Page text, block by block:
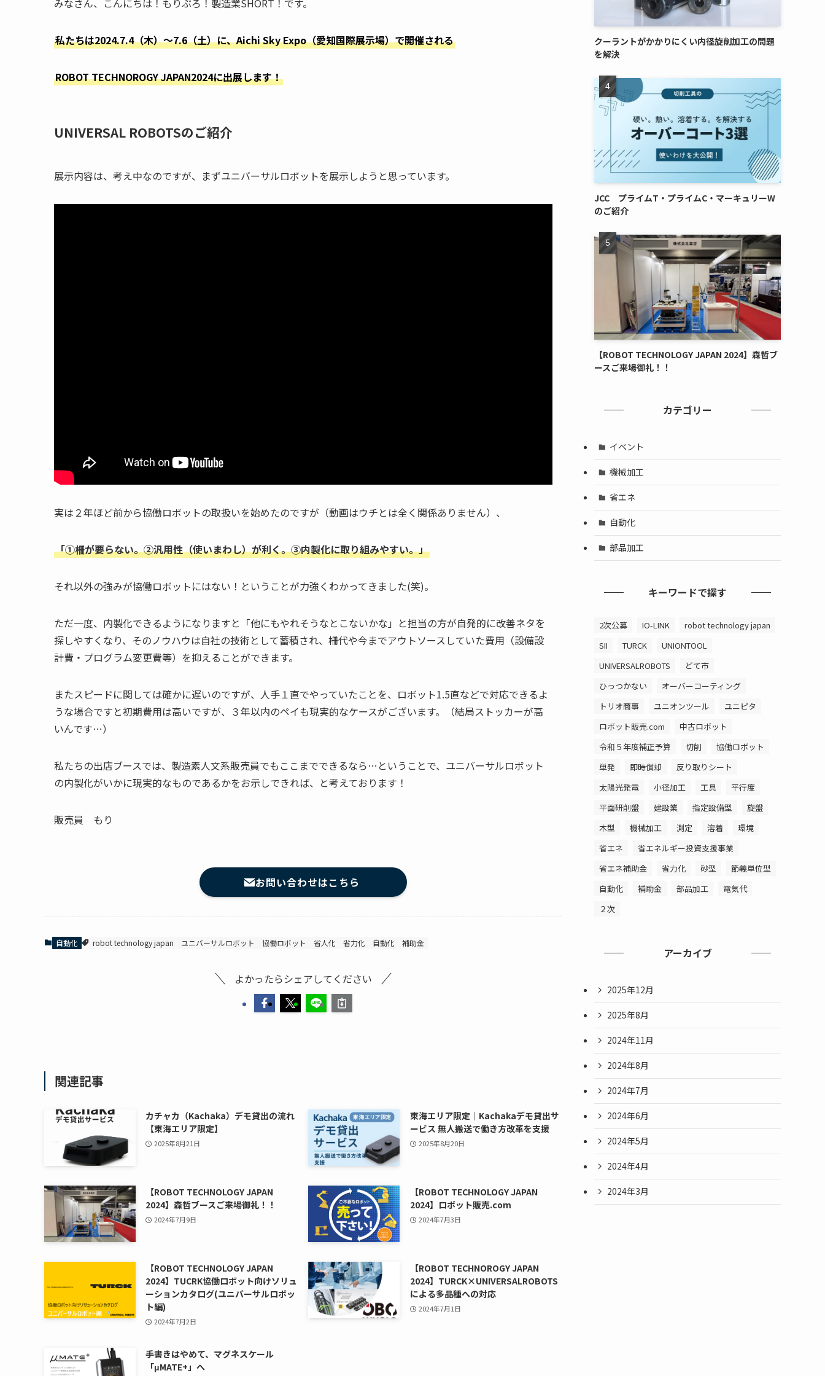
私たちは2024.7.4（木）～7.6（土）に、Aichi Sky Expo（愛知国際展示場）で開催される
ROBOT TECHNOROGY JAPAN2024に出展します！
UNIVERSAL ROBOTSのご紹介
展示内容は、考え中なのですが、まずユニバーサルロボットを展示しようと思っています。
実は２年ほど前から協働ロボットの取扱いを始めたのですが（動画はウチとは全く関係ありません）、
「①柵が要らない。②汎用性（使いまわし）が利く。③内製化に取り組みやすい。」
それ以外の強みが協働ロボットにはない！ということが力強くわかってきました(笑)。
ただ一度、内製化できるようになりますと「他にもやれそうなとこないかな」と担当の方が自発的に改善ネタを
探しやすくなり、そのノウハウは自社の技術として蓄積され、柵代や今までアウトソースしていた費用（設備設
計費・プログラム変更費等）を抑えることができます。
またスピードに関しては確かに遅いのですが、人手１直でやっていたことを、ロボット1.5直などで対応できるよ
うな場合ですと初期費用は高いですが、３年以内のペイも現実的なケースがございます。（結局ストッカーが高
いんです…）
私たちの出店ブースでは、製造素人文系販売員でもここまでできるなら…ということで、ユニバーサルロボット
の内製化がいかに現実的なものであるかをお示しできれば、と考えております！
販売員 もり
お問い合わせはこちら
自動化 robot technology japan ユニバーサルロボット 協働ロボット 省人化 省力化 自動化 補助金
よかったらシェアしてください
関連記事
カチャカ（Kachaka）デモ貸出の流れ
【東海エリア限定】
2025年8月21日
東海エリア限定｜Kachakaデモ貸出サ
ービス 無人搬送で働き方改革を支援
2025年8月20日
【ROBOT TECHNOLOGY JAPAN
2024】森哲ブースご来場御礼！！
2024年7月9日
【ROBOT TECHNOLOGY JAPAN
2024】ロボット販売.com
2024年7月3日
【ROBOT TECHNOLOGY JAPAN
2024】TUCRK協働ロボット向けソリュ
ーションカタログ(ユニバーサルロボッ
ト編)
2024年7月2日
【ROBOT TECHNOROGY JAPAN
2024】TURCK×UNIVERSALROBOTS
による多品種への対応
2024年7月1日
手書きはやめて、マグネスケール
「μMATE+」へ
クーラントがかかりにくい内径旋削加工の問題
を解決
JCC プライムT・プライムC・マーキュリーW
のご紹介
【ROBOT TECHNOLOGY JAPAN 2024】森哲ブ
ースご来場御礼！！
カテゴリー
イベント
機械加工
省エネ
自動化
部品加工
キーワードで探す
2次公募 IO-LINK
robot technology japan
SII
TURCK
UNIONTOOL
UNIVERSALROBOTS
どて市
ひっつかない
オーバーコーティング
トリオ商事
ユニオンツール
ユニピタ
ロボット販売.com
中古ロボット
令和５年度補正予算
切削
協働ロボット
単発
即時償却
反り取りシート
太陽光発電
小径加工 工具
平行度
平面研削盤
建設業 指定設備型
旋盤
木型
機械加工 測定 溶着
環境
省エネ
省エネルギー投資支援事業
省エネ補助金
省力化 砂型
節義単位型
自動化
補助金 部品加工
電気代
２次
アーカイブ
2025年12月
2025年8月
2024年11月
2024年8月
2024年7月
2024年6月
2024年5月
2024年4月
2024年3月